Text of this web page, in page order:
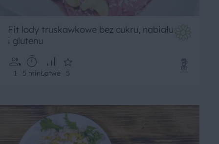
Fit lody truskawkowe bez cukru, nabiału
i glutenu
1 5 minŁatwe 5